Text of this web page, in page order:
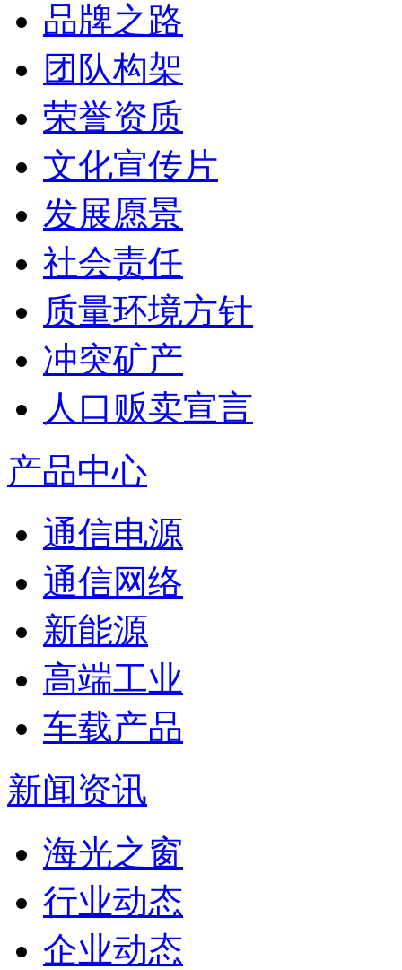
品牌之路
团队构架
荣誉资质
文化宣传片
发展愿景
社会责任
质量环境方针
冲突矿产
人口贩卖宣言
产品中心
通信电源
通信网络
新能源
高端工业
车载产品
新闻资讯
海光之窗
行业动态
企业动态